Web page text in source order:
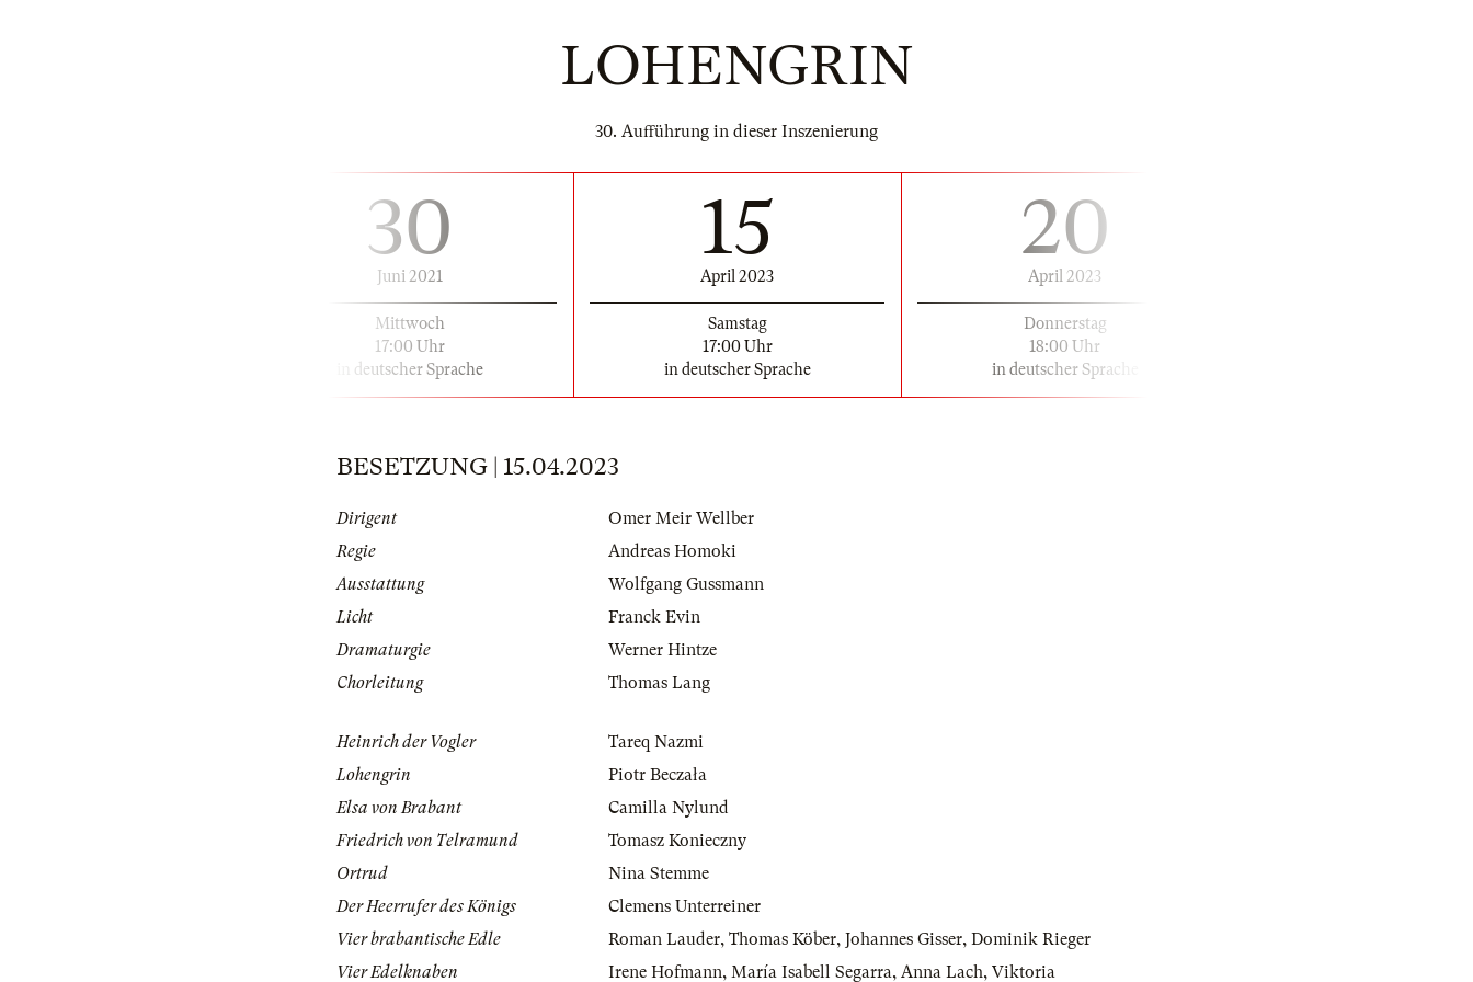
LOHENGRIN
30. Aufführung in dieser Inszenierung
30
Juni 2021
Mittwoch
17:00 Uhr
in deutscher Sprache
15
April 2023
Samstag
17:00 Uhr
in deutscher Sprache
20
April 2023
Donnerstag
18:00 Uhr
in deutscher Sprache
BESETZUNG | 15.04.2023
Dirigent
Omer Meir Wellber
Regie
Andreas Homoki
Ausstattung
Wolfgang Gussmann
Licht
Franck Evin
Dramaturgie
Werner Hintze
Chorleitung
Thomas Lang
Heinrich der Vogler
Tareq Nazmi
Lohengrin
Piotr Beczała
Elsa von Brabant
Camilla Nylund
Friedrich von Telramund
Tomasz Konieczny
Ortrud
Nina Stemme
Der Heerrufer des Königs
Clemens Unterreiner
Vier brabantische Edle
Roman Lauder, Thomas Köber, Johannes Gisser, Dominik Rieger
Vier Edelknaben
Irene Hofmann, María Isabell Segarra, Anna Lach, Viktoria